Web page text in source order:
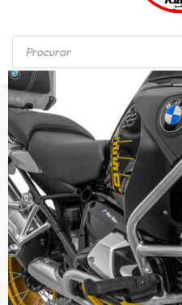
Início / PEDALEIRAS Par De